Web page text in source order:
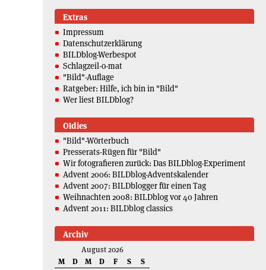
Extras
Impressum
Datenschutzerklärung
BILDblog-Werbespot
Schlagzeil-o-mat
"Bild"-Auflage
Ratgeber: Hilfe, ich bin in "Bild"
Wer liest BILDblog?
Oldies
"Bild"-Wörterbuch
Presserats-Rügen für "Bild"
Wir fotografieren zurück: Das BILDblog-Experiment
Advent 2006: BILDblog-Adventskalender
Advent 2007: BILDblogger für einen Tag
Weihnachten 2008: BILDblog vor 40 Jahren
Advent 2011: BILDblog classics
Archiv
August 2026
M
D M D F S
S